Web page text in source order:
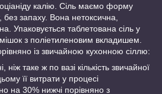
калію. Сіль маємо форму
без запаху. Вона нетоксична,
Упаковується таблетована сіль у
з поліетиленовим вкладишем.
із звичайною кухонною сіллю:
таке ж по вазі кількість звичайної
її витрати у процесі
на 30% нижчі порівняно з